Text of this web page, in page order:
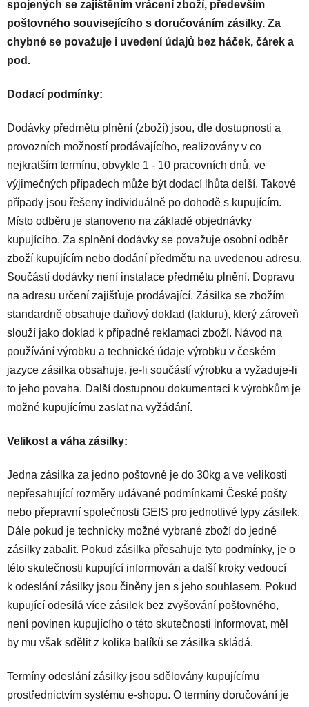
spojených se zajištěním vrácení zboží, především
poštovného souvisejícího s doručováním zásilky. Za
chybné se považuje i uvedení údajů bez háček, čárek a
pod.
Dodací podmínky:
Dodávky předmětu plnění (zboží) jsou, dle dostupnosti a
provozních možností prodávajícího, realizovány v co
nejkratším termínu, obvykle 1 - 10 pracovních dnů, ve
výjimečných případech může být dodací lhůta delší. Takové
případy jsou řešeny individuálně po dohodě s kupujícím.
Místo odběru je stanoveno na základě objednávky
kupujícího. Za splnění dodávky se považuje osobní odběr
zboží kupujícím nebo dodání předmětu na uvedenou adresu.
Součástí dodávky není instalace předmětu plnění. Dopravu
na adresu určení zajišťuje prodávající. Zásilka se zbožím
standardně obsahuje daňový doklad (fakturu), který zároveň
slouží jako doklad k případné reklamaci zboží. Návod na
používání výrobku a technické údaje výrobku v českém
jazyce zásilka obsahuje, je-li součástí výrobku a vyžaduje-li
to jeho povaha. Další dostupnou dokumentaci k výrobkům je
možné kupujícímu zaslat na vyžádání.
Velikost a váha zásilky:
Jedna zásilka za jedno poštovné je do 30kg a ve velikosti
nepřesahující rozměry udávané podmínkami České pošty
nebo přepravní společnosti GEIS pro jednotlivé typy zásilek.
Dále pokud je technicky možné vybrané zboží do jedné
zásilky zabalit. Pokud zásilka přesahuje tyto podmínky, je o
této skutečnosti kupující informován a další kroky vedoucí
k odeslání zásilky jsou činěny jen s jeho souhlasem. Pokud
kupující odesílá více zásilek bez zvyšování poštovného,
není povinen kupujícího o této skutečnosti informovat, měl
by mu však sdělit z kolika balíků se zásilka skládá.
Termíny odeslání zásilky jsou sdělovány kupujícímu
prostřednictvím systému e-shopu. O termíny doručování je